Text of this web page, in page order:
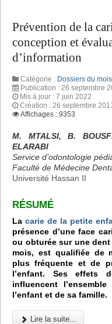
Prévention de la
conception et
d’information
Catégorie : Dossiers du mois
Publication : 26 septembre
Mis à jour : 7 juin 2022
Création : 26 septembre
Affichages : 9353
M. MTALSI, B.
ELARABI
Service d’odontologie
Faculté de Médecine
Université Hassan II
RÉSUMÉ
La carie de la petite
présence d’une face
ou obturée sur une dent
mois, est qualifiée de
plus fréquente et de
l’enfant. Ses effets
influencent
l’enfant et de sa famille.
Lire la suite...